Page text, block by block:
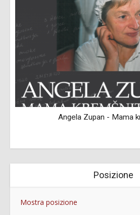
Angela Zupan - Mama
Posizione
Mostra posizione